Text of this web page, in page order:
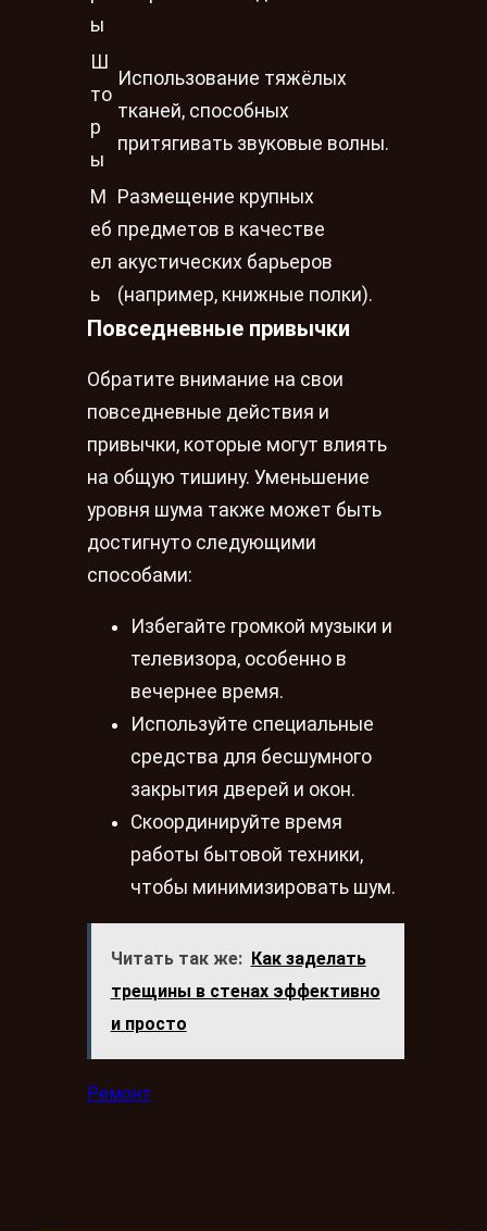
ы
Ш
то
р
ы
Использование тяжёлых
тканей, способных
притягивать звуковые волны.
М
еб
ел
ь
Размещение крупных
предметов в качестве
акустических барьеров
(например, книжные полки).
Повседневные привычки
Обратите внимание на свои
повседневные действия и
привычки, которые могут влиять
на общую тишину. Уменьшение
уровня шума также может быть
достигнуто следующими
способами:
Избегайте громкой музыки и
телевизора, особенно в
вечернее время.
Используйте специальные
средства для бесшумного
закрытия дверей и окон.
Скоординируйте время
работы бытовой техники,
чтобы минимизировать шум.
Читать так же:
Как заделать
трещины в стенах эффективно
и просто
Ремонт